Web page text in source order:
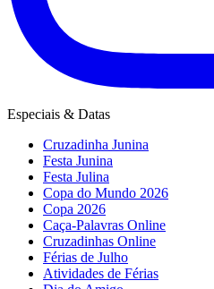
Especiais & Datas
Cruzadinha Junina
Festa Junina
Festa Julina
Copa do Mundo 2026
Copa 2026
Caça-Palavras Online
Cruzadinhas Online
Férias de Julho
Atividades de Férias